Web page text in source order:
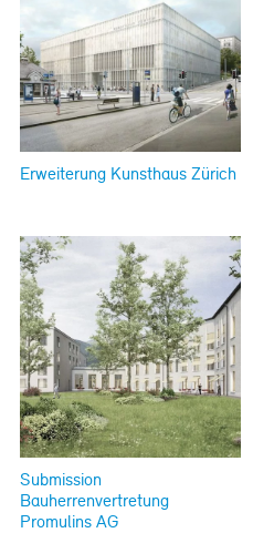
Erweiterung Kunsthaus Zürich
Submission
Bauherrenvertretung
Promulins AG